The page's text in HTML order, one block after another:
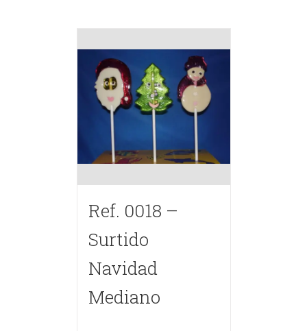
Ref. 0018 –
Surtido
Navidad
Mediano